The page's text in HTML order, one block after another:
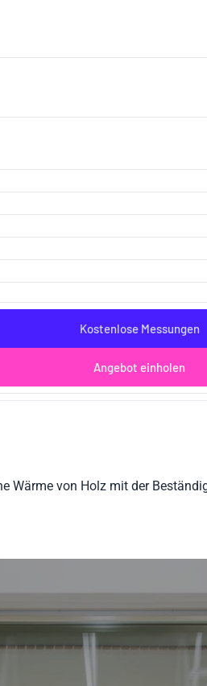
Kostenlose Messungen
Angebot einholen
Wärme von Holz mit der